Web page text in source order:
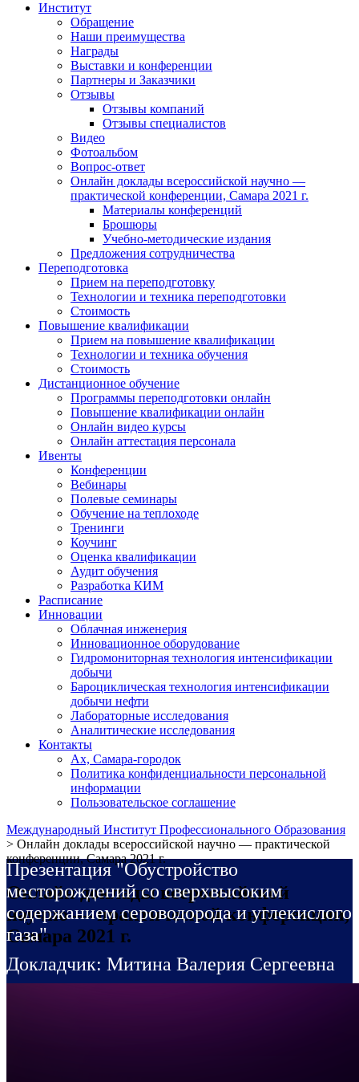
Институт
Обращение
Наши преимущества
Награды
Выставки и конференции
Партнеры и Заказчики
Отзывы
Отзывы компаний
Отзывы специалистов
Видео
Фотоальбом
Вопрос-ответ
Онлайн доклады всероссийской научно —
практической конференции, Самара 2021 г.
Материалы конференций
Брошюры
Учебно-методические издания
Предложения сотрудничества
Переподготовка
Прием на переподготовку
Технологии и техника переподготовки
Стоимость
Повышение квалификации
Прием на повышение квалификации
Технологии и техника обучения
Стоимость
Дистанционное обучение
Программы переподготовки онлайн
Повышение квалификации онлайн
Онлайн видео курсы
Онлайн аттестация персонала
Ивенты
Конференции
Вебинары
Полевые семинары
Обучение на теплоходе
Тренинги
Коучинг
Оценка квалификации
Аудит обучения
Разработка КИМ
Расписание
Инновации
Облачная инженерия
Инновационное оборудование
Гидромониторная технология интенсификации
добычи
Бароциклическая технология интенсификации
добычи нефти
Лабораторные исследования
Аналитические исследования
Контакты
Ах, Самара-городок
Политика конфиденциальности персональной
информации
Пользовательское соглашение
Международный Институт Профессионального Образования
> Онлайн доклады всероссийской научно — практической
конференции, Самара 2021 г.
Онлайн доклады всероссийской
научно — практической конференции,
Самара 2021 г.
Презентация "Обустройство
месторождений со сверхвысоким
содержанием сероводорода и углекислого
газа"
Докладчик: Митина Валерия Сергеевна